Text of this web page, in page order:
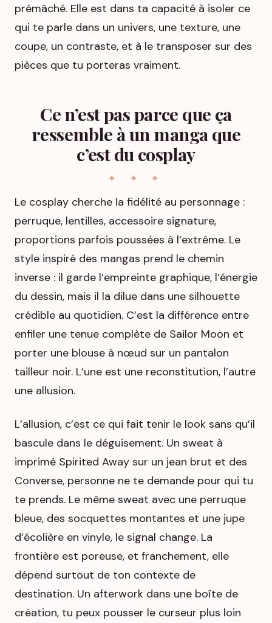
prémâché. Elle est dans ta capacité à isoler ce
qui te parle dans un univers, une texture, une
coupe, un contraste, et à le transposer sur des
pièces que tu porteras vraiment.
Ce n’est pas parce que ça
ressemble à un manga que
c’est du cosplay
Le cosplay cherche la fidélité au personnage :
perruque, lentilles, accessoire signature,
proportions parfois poussées à l’extrême. Le
style inspiré des mangas prend le chemin
inverse : il garde l’empreinte graphique, l’énergie
du dessin, mais il la dilue dans une silhouette
crédible au quotidien. C’est la différence entre
enfiler une tenue complète de Sailor Moon et
porter une blouse à nœud sur un pantalon
tailleur noir. L’une est une reconstitution, l’autre
une allusion.
L’allusion, c’est ce qui fait tenir le look sans qu’il
bascule dans le déguisement. Un sweat à
imprimé Spirited Away sur un jean brut et des
Converse, personne ne te demande pour qui tu
te prends. Le même sweat avec une perruque
bleue, des socquettes montantes et une jupe
d’écolière en vinyle, le signal change. La
frontière est poreuse, et franchement, elle
dépend surtout de ton contexte de
destination. Un afterwork dans une boîte de
création, tu peux pousser le curseur plus loin